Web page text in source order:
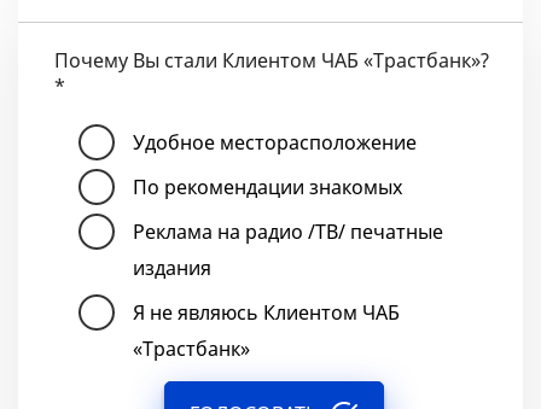
Почему Вы стали Клиентом ЧАБ «Трастбанк»?
*
Удобное месторасположение
По рекомендации знакомых
Реклама на радио /ТВ/ печатные
издания
Я не являюсь Клиентом ЧАБ
«Трастбанк»